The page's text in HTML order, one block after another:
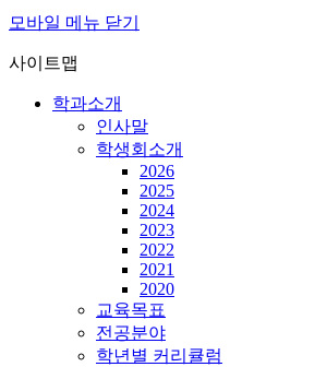
모바일 메뉴 닫기
사이트맵
학과소개
인사말
학생회소개
2026
2025
2024
2023
2022
2021
2020
교육목표
전공분야
학년별 커리큘럼